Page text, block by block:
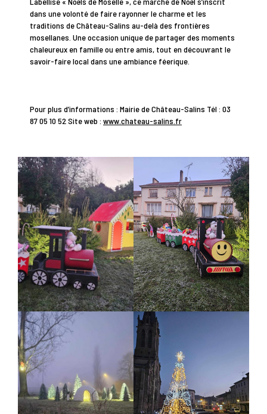
dans une volonté de faire rayonner le charme et les
traditions de Château-Salins au-delà des frontières
mosellanes. Une occasion unique de partager des moments
chaleureux en famille ou entre amis, tout en découvrant le
savoir-faire local dans une ambiance féerique.
Pour plus d’informations : Mairie de Château-Salins Tél : 03
87 05 10 52 Site web : www.chateau-salins.fr